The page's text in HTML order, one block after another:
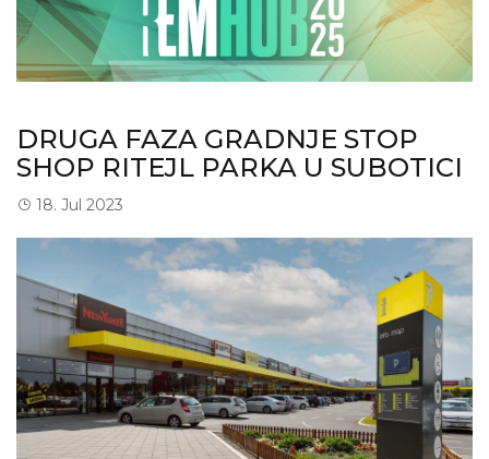
DRUGA FAZA GRADNJE STOP
SHOP RITEJL PARKA U SUBOTICI
18. Jul 2023